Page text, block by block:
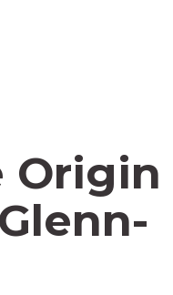
Origin